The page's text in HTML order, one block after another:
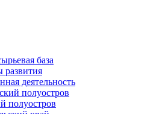
база
развития
деятельность
полуостров
полуостров